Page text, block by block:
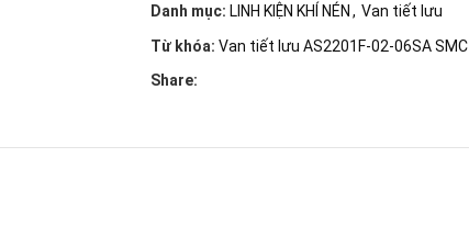
Danh mục: LINH KIỆN KHÍ NÉN, Van tiết lưu
Từ khóa: Van tiết lưu AS2201F-02-06SA SMC
Share: